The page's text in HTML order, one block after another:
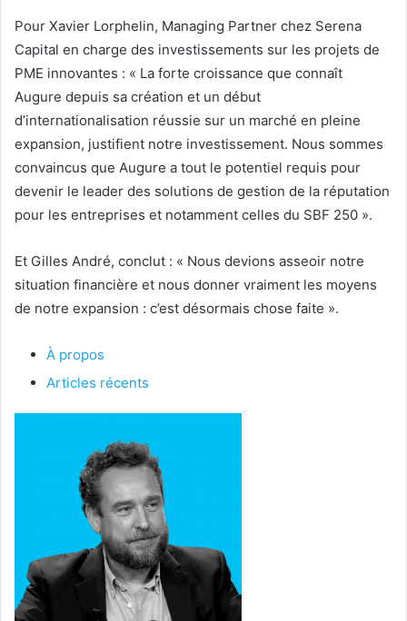
Pour Xavier Lorphelin, Managing Partner chez Serena
Capital en charge des investissements sur les projets de
PME innovantes : « La forte croissance que connaît
Augure depuis sa création et un début
d’internationalisation réussie sur un marché en pleine
expansion, justifient notre investissement. Nous sommes
convaincus que Augure a tout le potentiel requis pour
devenir le leader des solutions de gestion de la réputation
pour les entreprises et notamment celles du SBF 250 ».
Et Gilles André, conclut : « Nous devions asseoir notre
situation financière et nous donner vraiment les moyens
de notre expansion : c’est désormais chose faite ».
À propos
Articles récents